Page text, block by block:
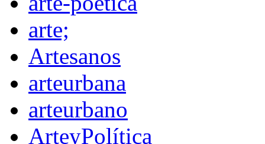
arte;
Artesanos
arteurbana
arteurbano
ArteyPolítica